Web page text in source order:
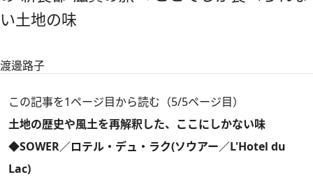
い土地の味
渡邊路子
この記事を1ページ目から読む（5/5ページ目）
土地の歴史や風土を再解釈した、ここにしかない味
◆SOWER／ロテル・デュ・ラク(ソウアー／L'Hotel du
Lac)